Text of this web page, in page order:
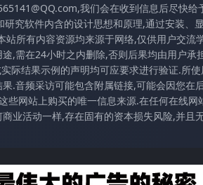
我们会在收到信息后尽快给
究软件内含的设计思想和原理,通过安装、
所有内容资源均来源于网络,仅供用户交流
,需在24小时之内删除,否则后果均由用户承
际结果示例的声明均可应要求进行验证.所
.音频采访可能包含附属链接,可能会因您在
网站上购买的唯一信息来源.在任何在线网
业活动一样,存在固有的资本损失风险,并且